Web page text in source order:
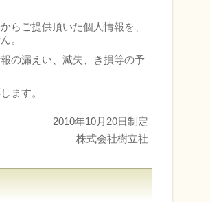
らご提供頂いた個人情報を、
。
の漏えい、滅失、き損等の予
ます。
2010年10月20日制定
株式会社樹立社